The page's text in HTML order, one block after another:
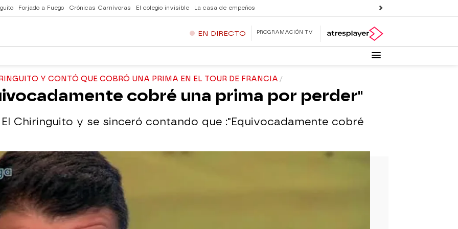
Forjado a Fuego Crónicas Carnívoras El colegio invisible La casa de empeños
EN DIRECTO PROGRAMACIÓN TV
Y CONTÓ QUE COBRÓ UNA PRIMA EN EL TOUR DE FRANCIA
cobré una prima por perder"
Chiringuito y se sinceró contando que :"Equivocadamente cobré